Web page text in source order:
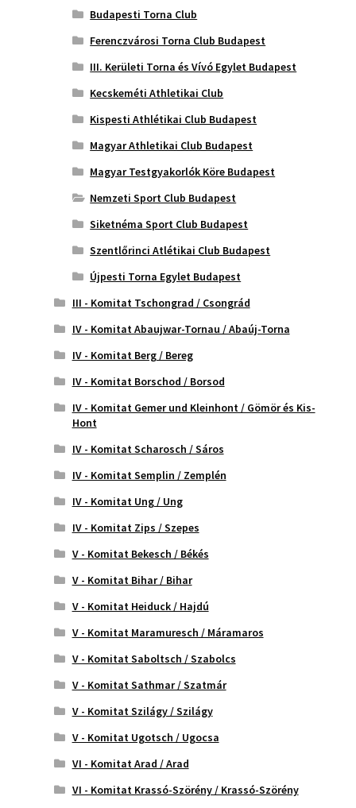
Budapesti Torna Club
Ferenczvárosi Torna Club Budapest
III. Kerületi Torna és Vívó Egylet Budapest
Kecskeméti Athletikai Club
Kispesti Athlétikai Club Budapest
Magyar Athletikai Club Budapest
Magyar Testgyakorlók Köre Budapest
Nemzeti Sport Club Budapest
Siketnéma Sport Club Budapest
Szentlőrinci Atlétikai Club Budapest
Újpesti Torna Egylet Budapest
III - Komitat Tschongrad / Csongrád
IV - Komitat Abaujwar-Tornau / Abaúj-Torna
IV - Komitat Berg / Bereg
IV - Komitat Borschod / Borsod
IV - Komitat Gemer und Kleinhont / Gömör és Kis-
Hont
IV - Komitat Scharosch / Sáros
IV - Komitat Semplin / Zemplén
IV - Komitat Ung / Ung
IV - Komitat Zips / Szepes
V - Komitat Bekesch / Békés
V - Komitat Bihar / Bihar
V - Komitat Heiduck / Hajdú
V - Komitat Maramuresch / Máramaros
V - Komitat Saboltsch / Szabolcs
V - Komitat Sathmar / Szatmár
V - Komitat Szilágy / Szilágy
V - Komitat Ugotsch / Ugocsa
VI - Komitat Arad / Arad
VI - Komitat Krassó-Szörény / Krassó-Szörény